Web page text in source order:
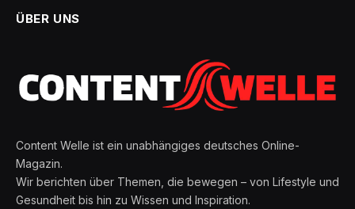
ÜBER UNS
Content Welle ist ein unabhängiges deutsches Online-
Magazin.
Wir berichten über Themen, die bewegen – von Lifestyle und
Gesundheit bis hin zu Wissen und Inspiration.